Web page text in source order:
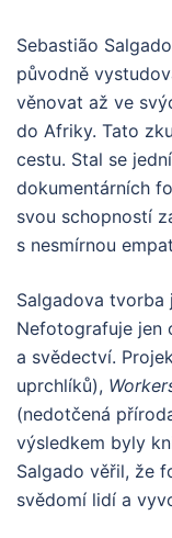
Sebastião
původně
věnovat až ve
do Afriky. Tato
cestu. Stal se
dokumentárních
svou schopností
s nesmírnou
Salgadova tvorba
Nefotografuje jen
a svědectví.
uprchlíků),
(nedotčená
výsledkem byly
Salgado věřil, že
svědomí lidí a